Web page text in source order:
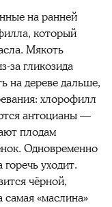
на ранней
который
Мякоть
за гликозида
на дереве дальше,
хлорофилл
антоцианы —
плодам
Одновременно
уходит.
чёрной,
«маслина»